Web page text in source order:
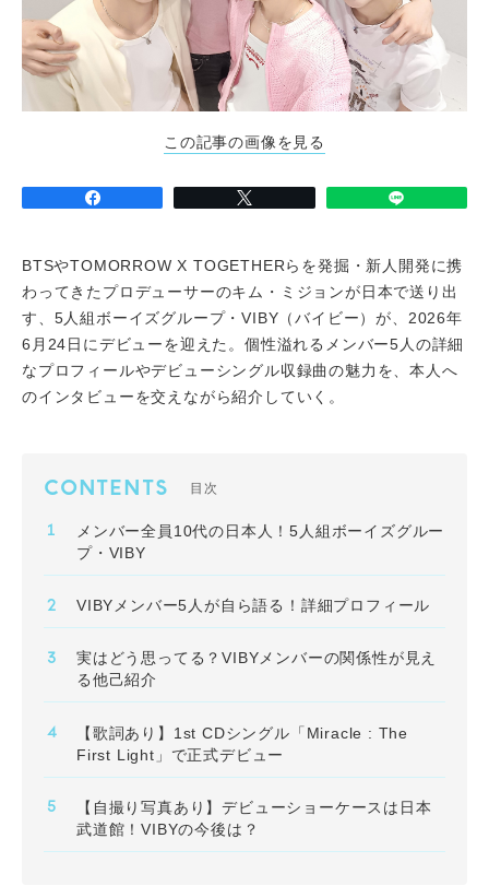
この記事の画像を見る
BTSやTOMORROW X TOGETHERらを発掘・新人開発に携
わってきたプロデューサーのキム・ミジョンが日本で送り出
す、5人組ボーイズグループ・VIBY（バイビー）が、2026年
6月24日にデビューを迎えた。個性溢れるメンバー5人の詳細
なプロフィールやデビューシングル収録曲の魅力を、本人へ
のインタビューを交えながら紹介していく。
CONTENTS 目次
メンバー全員10代の日本人！5人組ボーイズグルー
プ・VIBY
VIBYメンバー5人が自ら語る！詳細プロフィール
実はどう思ってる？VIBYメンバーの関係性が見え
る他己紹介
【歌詞あり】1st CDシングル「Miracle : The
First Light」で正式デビュー
【自撮り写真あり】デビューショーケースは日本
武道館！VIBYの今後は？